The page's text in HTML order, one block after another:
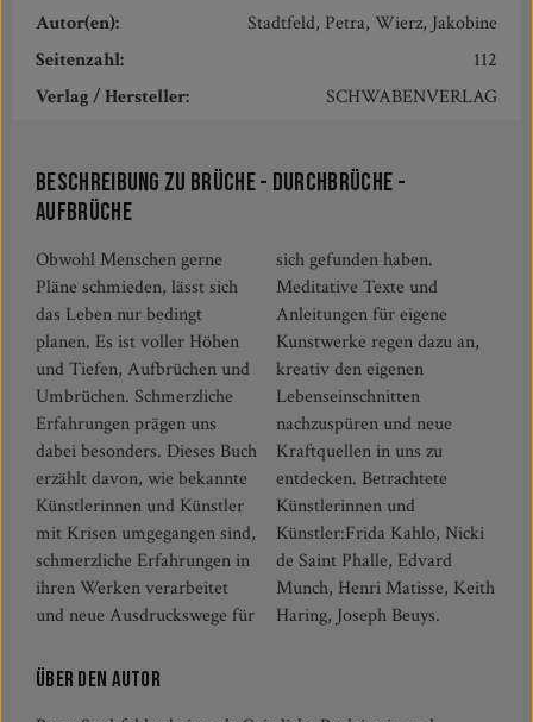
Autor(en):
Stadtfeld, Petra, Wierz, Jakobine
Seitenzahl:
112
Verlag / Hersteller:
SCHWABENVERLAG
Beschreibung zu Brüche - Durchbrüche -
Aufbrüche
Obwohl Menschen gerne
Pläne schmieden, lässt sich
das Leben nur bedingt
planen. Es ist voller Höhen
und Tiefen, Aufbrüchen und
Umbrüchen. Schmerzliche
Erfahrungen prägen uns
dabei besonders. Dieses Buch
erzählt davon, wie bekannte
Künstlerinnen und Künstler
mit Krisen umgegangen sind,
schmerzliche Erfahrungen in
ihren Werken verarbeitet
und neue Ausdruckswege für
sich gefunden haben.
Meditative Texte und
Anleitungen für eigene
Kunstwerke regen dazu an,
kreativ den eigenen
Lebenseinschnitten
nachzuspüren und neue
Kraftquellen in uns zu
entdecken. Betrachtete
Künstlerinnen und
Künstler:Frida Kahlo, Nicki
de Saint Phalle, Edvard
Munch, Henri Matisse, Keith
Haring, Joseph Beuys.
Über den Autor